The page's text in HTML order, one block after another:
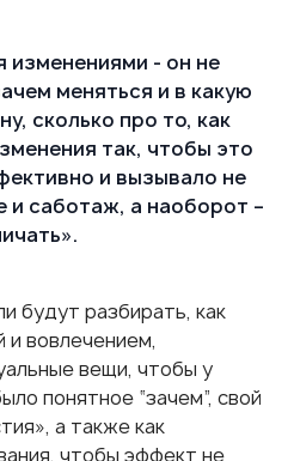
изменениями - он не
меняться и в какую
сколько про то, как
так, чтобы это
и вызывало не
и саботаж, а наоборот –
будут разбирать, как
и вовлечением,
вещи, чтобы у
понятное “зачем”, свой
а также как
чтобы эффект не